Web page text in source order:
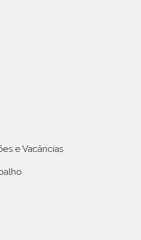
e Vacâncias